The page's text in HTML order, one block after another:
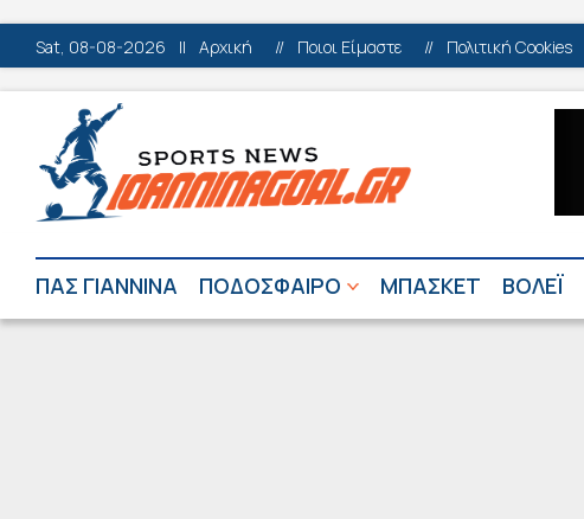
Sat, 08-08-2026 || Αρχική // Ποιοι Είμαστε // Πολιτική Cookies
ΠΑΣ ΓΙΑΝΝΙΝΑ ΠΟΔΟΣΦΑΙΡΟ ΜΠΑΣΚΕΤ ΒΟΛΕΪ